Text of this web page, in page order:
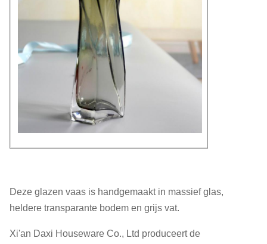
Deze glazen vaas is handgemaakt in massief glas,
heldere transparante bodem en grijs vat.
Xi'an Daxi Houseware Co., Ltd produceert de